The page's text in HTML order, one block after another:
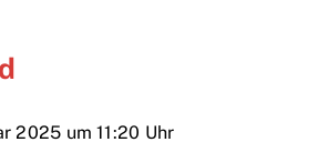
2025 um 11:20 Uhr